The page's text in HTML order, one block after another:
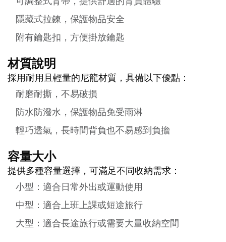
隱藏式拉鍊，保護物品安全
附有鑰匙扣，方便掛放鑰匙
材質說明
採用耐用且輕量的尼龍材質，具備以下優點：
耐磨耐撕，不易破損
防水防潑水，保護物品免受雨淋
輕巧透氣，長時間背負也不易感到負擔
容量大小
提供多種容量選擇，可滿足不同收納需求：
小型：適合日常外出或運動使用
中型：適合上班上課或短途旅行
大型：適合長途旅行或需要大量收納空間